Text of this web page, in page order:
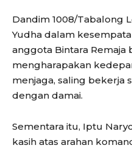
Dandim 1008/Tabalong
Yudha dalam
anggota Bintara Remaja
mengharapakan
menjaga, saling bekerja
dengan damai.
Sementara itu, Iptu
kasih atas arahan